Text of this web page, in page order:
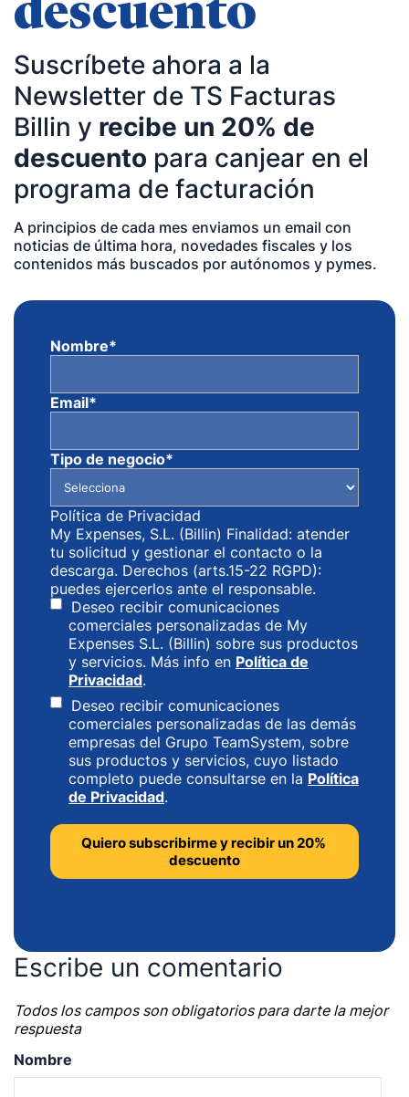
descuento
Suscríbete ahora a la
Newsletter de TS Facturas
Billin y recibe un 20% de
descuento para canjear en el
programa de facturación
A principios de cada mes enviamos un email con
noticias de última hora, novedades fiscales y los
contenidos más buscados por autónomos y pymes.
Nombre*
Email*
Tipo de negocio*
Política de Privacidad
My Expenses, S.L. (Billin) Finalidad: atender
tu solicitud y gestionar el contacto o la
descarga. Derechos (arts.15-22 RGPD):
puedes ejercerlos ante el responsable.
Deseo recibir comunicaciones
comerciales personalizadas de My
Expenses S.L. (Billin) sobre sus productos
y servicios. Más info en Política de
Privacidad.
Deseo recibir comunicaciones
comerciales personalizadas de las demás
empresas del Grupo TeamSystem, sobre
sus productos y servicios, cuyo listado
completo puede consultarse en la Política
de Privacidad.
Escribe un comentario
Todos los campos son obligatorios para darte la mejor
respuesta
Nombre